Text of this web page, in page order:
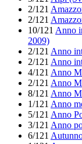
2/121
2/121
10/121 Anno
2009)
2/121 Anno
2/121 Anno
4/121 Anno
2/121 Anno
8/121 Anno
1/121 Anno
5/121 Anno
3/121 Anno
6/121